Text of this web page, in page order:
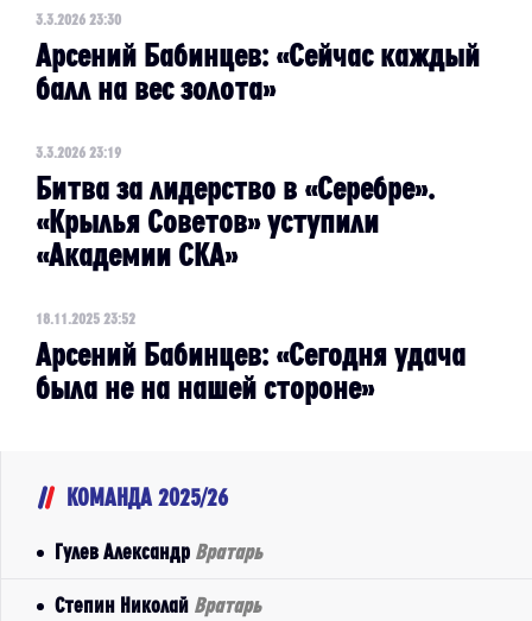
3.3.2026 23:30
Арсений Бабинцев: «Сейчас каждый
балл на вес золота»
3.3.2026 23:19
Битва за лидерство в «Серебре».
«Крылья Советов» уступили
«Академии СКА»
18.11.2025 23:52
Арсений Бабинцев: «Сегодня удача
была не на нашей стороне»
КОМАНДА 2025/26
Гулев Александр Вратарь
Степин Николай Вратарь